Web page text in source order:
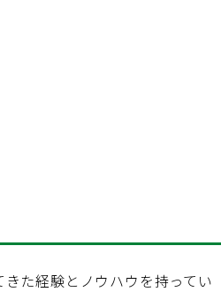
た経験とノウハウを持ってい